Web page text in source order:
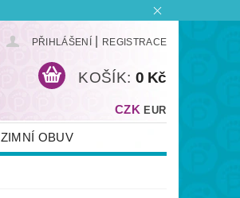
PŘIHLÁŠENÍ REGISTRACE
CZK EUR
KOŠÍK: 0 Kč
ZIMNÍ OBUV